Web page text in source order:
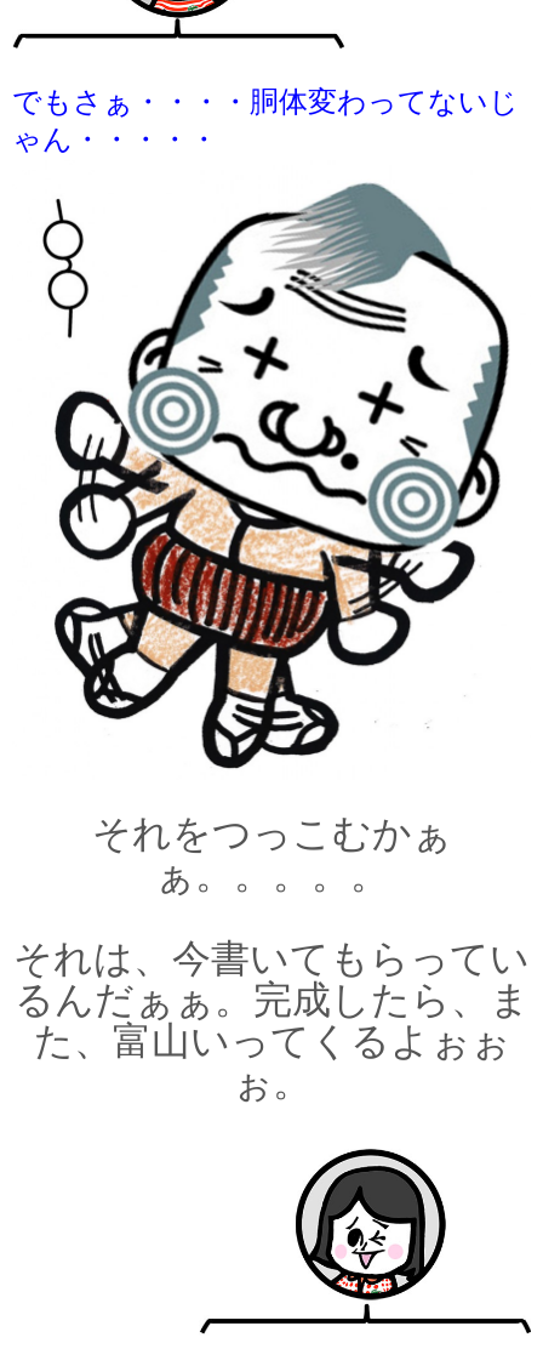
でもさぁ・・・・胴体変わってないじ
ゃん・・・・・
それをつっこむかぁ
ぁ。。。。。
それは、今書いてもらってい
るんだぁぁ。完成したら、ま
た、富山いってくるよぉぉ
ぉ。